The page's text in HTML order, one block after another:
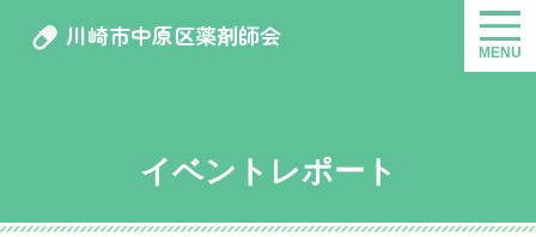
川崎市中原区薬剤師会
MENU
イベントレポート